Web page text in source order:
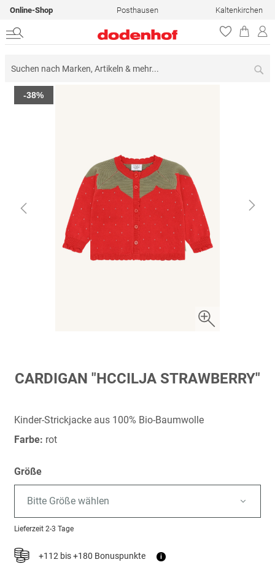
Online-Shop Posthausen Kaltenkirchen
Zum
Ende
-38%
Zum
Anfang
springen
CARDIGAN "HCCILJA STRAWBERRY"
Kinder-Strickjacke aus 100% Bio-Baumwolle
Farbe: rot
Größe
Bitte Größe wählen
Lieferzeit 2-3 Tage
+112 bis +180 Bonuspunkte i